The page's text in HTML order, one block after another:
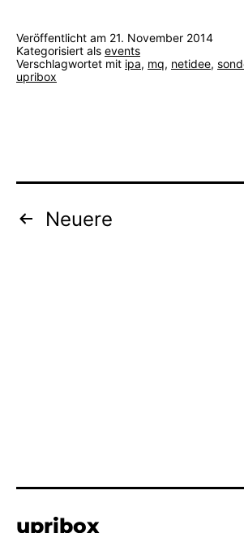
im
Museumsquartier
Wien
Veröffentlicht am 21. November 2014
Kategorisiert als events
Verschlagwortet mit ipa, mq, netidee,
upribox
Neuere
upribox